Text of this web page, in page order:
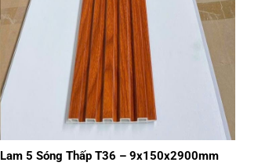
Lam 5 Sóng Thấp T36 – 9x150x2900mm